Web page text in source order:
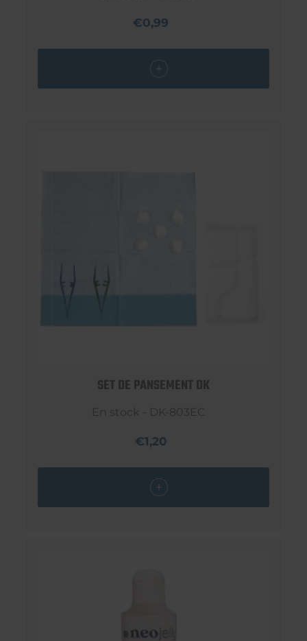
€0,99
SET DE PANSEMENT DK
En stock - DK-803EC
€1,20